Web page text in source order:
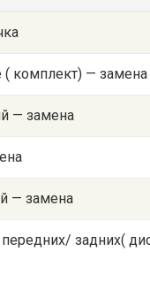
комплект) — замена
— замена
— замена
задних(